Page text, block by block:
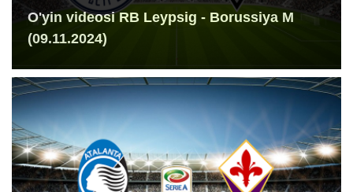
O'yin videosi RB Leypsig - Borussiya M
(09.11.2024)